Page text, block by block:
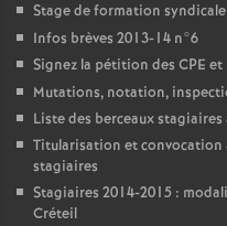
Stage de formation syndicale
Infos brèves 2013-14 n°6
Signez la pétition des CPE et
Mutations, notation,
Liste des berceaux stagiaires
Titularisation et convocation
stagiaires
Stagiaires 2014-2015 :
Créteil